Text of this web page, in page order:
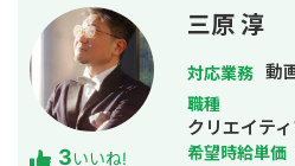
YouTube：
ップアカウン
己紹介】 出
大学 前職：
DXコンサル
築） 参考：
https://
3いいね!
三原 淳
対応業務 動
職種
クリエイテ
希望時給単価